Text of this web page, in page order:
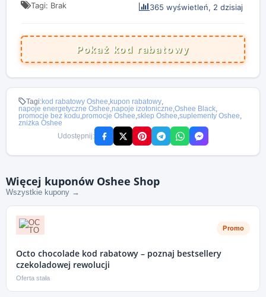
Tagi: Brak 365 wyświetleń, 2 dzisiaj
Pokaż kod rabatowy
Tagi:kod rabatowy Oshee kupon rabatowy
napoje energetyczne Oshee,napoje izotoniczne,Oshee Black,
promocje bez kodu,promocje Oshee,sklep Oshee,suplementy Oshee,
zniżka Oshee
Udostępnij:
Więcej kuponów Oshee Shop
Wszystkie kupony →
Promo
Octo chocolade kod rabatowy – poznaj bestsellery
czekoladowej rewolucji
Oferta stała